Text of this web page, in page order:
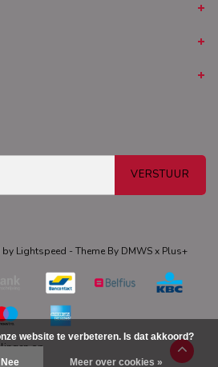
VERSTUUR
by Lightspeed - Theme By DMWSx Plus+
op
website te verbeteren. Is dat akkoord?
Nee Meer over cookies »